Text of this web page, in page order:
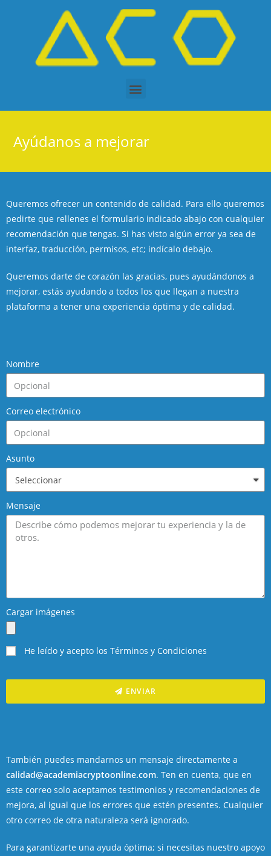
Ayúdanos a mejorar
Queremos ofrecer un contenido de calidad. Para ello queremos
pedirte que rellenes el formulario indicado abajo con cualquier
recomendación que tengas. Si has visto algún error ya sea de
interfaz, traducción, permisos, etc; indícalo debajo.
Queremos darte de corazón las gracias, pues ayudándonos a
mejorar, estás ayudando a todos los que llegan a nuestra
plataforma a tener una experiencia óptima y de calidad.
Nombre
Correo electrónico
Asunto
Mensaje
Cargar imágenes
He leído y acepto los Términos y Condiciones
ENVIAR
También puedes mandarnos un mensaje directamente a
calidad@academiacryptoonline.com. Ten en cuenta, que en
este correo solo aceptamos testimonios y recomendaciones de
mejora, al igual que los errores que estén presentes. Cualquier
otro correo de otra naturaleza será ignorado.
Para garantizarte una ayuda óptima; si necesitas nuestro apoyo